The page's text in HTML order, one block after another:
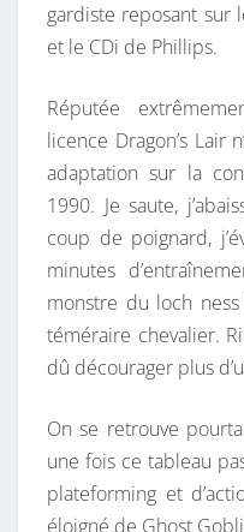
gardiste reposant sur
et le CDi de Phillips.
Réputée
licence Dragon’s Lair
adaptation sur la
1990. Je saute,
coup de poignard,
minutes
monstre du loch
téméraire chevalier.
dû décourager plus
On se retrouve
une fois ce tableau
plateforming et
éloigné de Ghost